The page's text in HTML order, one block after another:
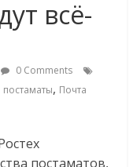
всё-
0 Comments
постаматы, Почта
постаматов,